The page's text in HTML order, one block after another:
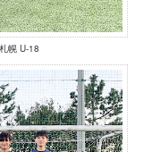
幌 U-18